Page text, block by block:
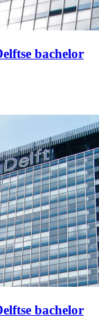
bachelor
bachelor